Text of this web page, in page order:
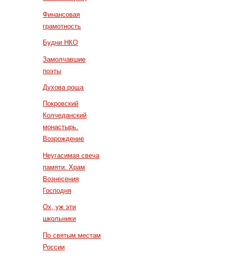
Финансовая
грамотность
Будни НКО
Замолчавшие
поэты
Духова роща
Покровский
Колчеданский
монастырь.
Возрождение
Неугасимая свеча
памяти. Храм
Вознесения
Господня
Ох, уж эти
школьники
По святым местам
России